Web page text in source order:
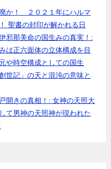
か！ ２０２１年にハルマ
聖書の封印が解かれる日
邪那美命の国生みの真実！:
は正六面体の立体構成を目
や時空構成としての国生
世記」の天と混沌の意味と
開きの真相！: 女神の天照大
て男神の天照神が現われた